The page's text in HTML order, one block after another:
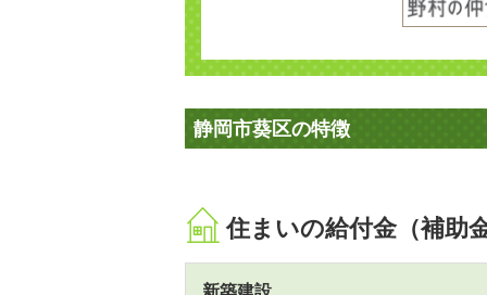
静岡市葵区の特徴
住まいの給付金（補助
新築建設